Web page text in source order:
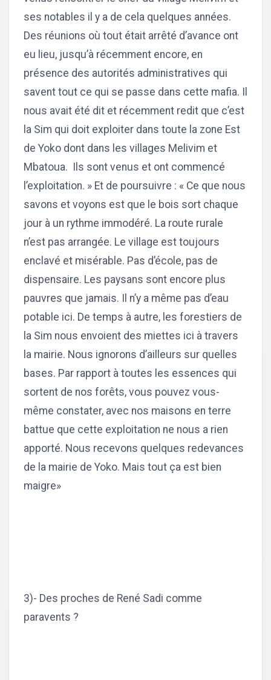
ses notables il y a de cela quelques années.
Des réunions où tout était arrêté d’avance ont
eu lieu, jusqu’à récemment encore, en
présence des autorités administratives qui
savent tout ce qui se passe dans cette mafia. Il
nous avait été dit et récemment redit que c’est
la Sim qui doit exploiter dans toute la zone Est
de Yoko dont dans les villages Melivim et
Mbatoua. Ils sont venus et ont commencé
l’exploitation. » Et de poursuivre : « Ce que nous
savons et voyons est que le bois sort chaque
jour à un rythme immodéré. La route rurale
n’est pas arrangée. Le village est toujours
enclavé et misérable. Pas d’école, pas de
dispensaire. Les paysans sont encore plus
pauvres que jamais. Il n’y a même pas d’eau
potable ici. De temps à autre, les forestiers de
la Sim nous envoient des miettes ici à travers
la mairie. Nous ignorons d’ailleurs sur quelles
bases. Par rapport à toutes les essences qui
sortent de nos forêts, vous pouvez vous-
même constater, avec nos maisons en terre
battue que cette exploitation ne nous a rien
apporté. Nous recevons quelques redevances
de la mairie de Yoko. Mais tout ça est bien
maigre»
3)- Des proches de René Sadi comme
paravents ?